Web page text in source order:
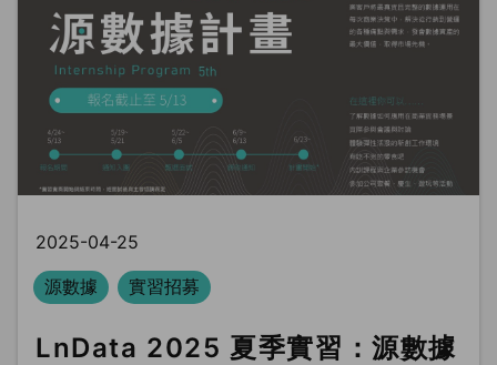
2025-04-25
源數據
實習招募
LnData 2025 夏季實習：源數據